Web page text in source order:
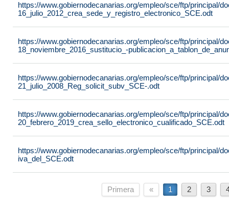
https://www.gobiernodecanarias.org/empleo/sce/ftp/principal/
16_julio_2012_crea_sede_y_registro_electronico_SCE.odt
https://www.gobiernodecanarias.org/empleo/sce/ftp/principal/
18_noviembre_2016_sustitucio_-
https://www.gobiernodecanarias.org/empleo/sce/ftp/principal/
21_julio_2008_Reg_solicit_subv_SCE-.odt
https://www.gobiernodecanarias.org/empleo/sce/ftp/principal/
20_febrero_2019_crea_sello_electronico_cualificado_SCE.odt
https://www.gobiernodecanarias.org/empleo/sce/ftp/principal/
iva_del_SCE.odt
Primera « 1 2 3